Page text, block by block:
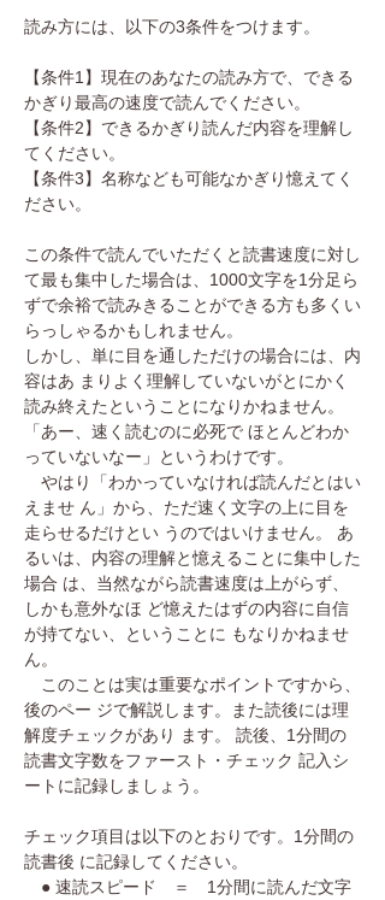
読み方には、以下の3条件をつけます。
【条件1】現在のあなたの読み方で、できる
かぎり最高の速度で読んでください。
【条件2】できるかぎり読んだ内容を理解し
てください。
【条件3】名称なども可能なかぎり憶えてく
ださい。
この条件で読んでいただくと読書速度に対し
て最も集中した場合は、1000文字を1分足ら
ずで余裕で読みきることができる方も多くい
らっしゃるかもしれません。
しかし、単に目を通しただけの場合には、内
容はあ まりよく理解していないがとにかく
読み終えたということになりかねません。
「あー、速く読むのに必死で ほとんどわか
っていないなー」というわけです。
やはり「わかっていなければ読んだとはい
えませ ん」から、ただ速く文字の上に目を
走らせるだけとい うのではいけません。 あ
るいは、内容の理解と憶えることに集中した
場合 は、当然ながら読書速度は上がらず、
しかも意外なほ ど憶えたはずの内容に自信
が持てない、ということに もなりかねませ
ん。
このことは実は重要なポイントですから、
後のペー ジで解説します。また読後には理
解度チェックがあり ます。 読後、1分間の
読書文字数をファースト・チェック 記入シ
ートに記録しましょう。
チェック項目は以下のとおりです。1分間の
読書後 に記録してください。
● 速読スピード ＝ 1分間に読んだ文字